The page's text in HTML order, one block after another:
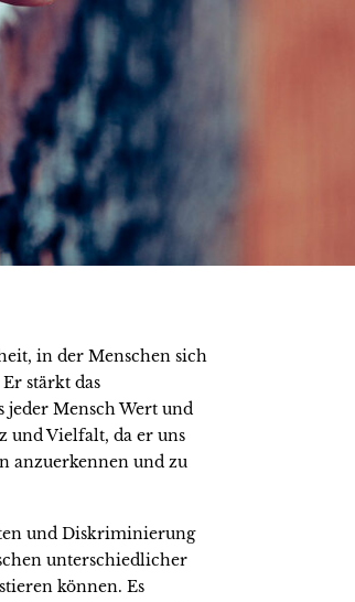
in der Menschen sich
stärkt das
jeder Mensch Wert und
und Vielfalt, da er uns
anzuerkennen und zu
und Diskriminierung
unterschiedlicher
können. Es